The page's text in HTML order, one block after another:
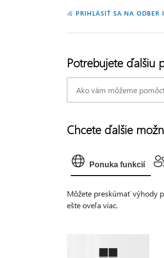
PRIHLÁSIŤ SA NA ODBER
Potrebujete ďalšiu
Chcete ďalšie
Ponuka funkcií
Môžete preskúmať výhody
ešte oveľa viac.